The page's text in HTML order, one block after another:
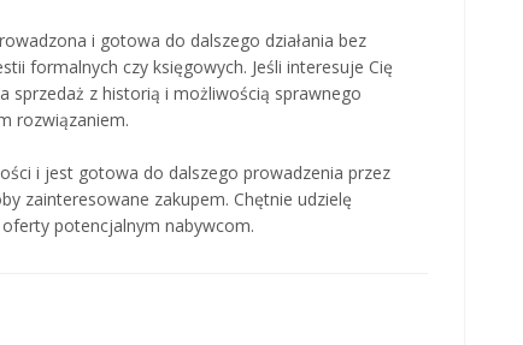
i gotowa do dalszego działania bez
formalnych czy księgowych. Jeśli interesuje Cię
sprzedaż z historią i możliwością sprawnego
rozwiązaniem.
i jest gotowa do dalszego prowadzenia przez
zainteresowane zakupem. Chętnie udzielę
potencjalnym nabywcom.